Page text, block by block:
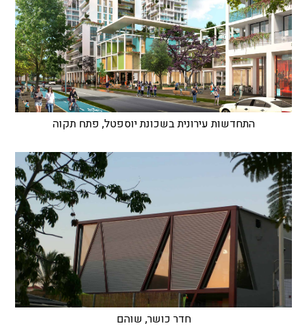
התחדשות עירונית בשכונת יוספטל, פתח תקוה
חדר כושר, שוהם